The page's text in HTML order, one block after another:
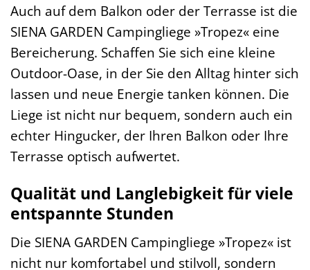
Auch auf dem Balkon oder der Terrasse ist die
SIENA GARDEN Campingliege »Tropez« eine
Bereicherung. Schaffen Sie sich eine kleine
Outdoor-Oase, in der Sie den Alltag hinter sich
lassen und neue Energie tanken können. Die
Liege ist nicht nur bequem, sondern auch ein
echter Hingucker, der Ihren Balkon oder Ihre
Terrasse optisch aufwertet.
Qualität und Langlebigkeit für viele
entspannte Stunden
Die SIENA GARDEN Campingliege »Tropez« ist
nicht nur komfortabel und stilvoll, sondern